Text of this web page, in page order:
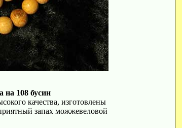
на 108 бусин
качества, изготовлены
запах можжевеловой